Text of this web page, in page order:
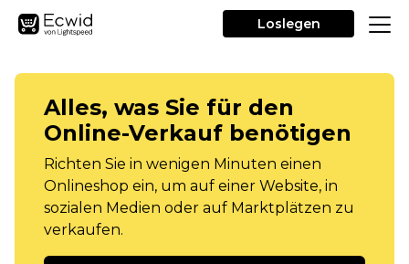
Loslegen
Alles, was Sie für den
Online-Verkauf benötigen
Richten Sie in wenigen Minuten einen
Onlineshop ein, um auf einer Website, in
sozialen Medien oder auf Marktplätzen zu
verkaufen.